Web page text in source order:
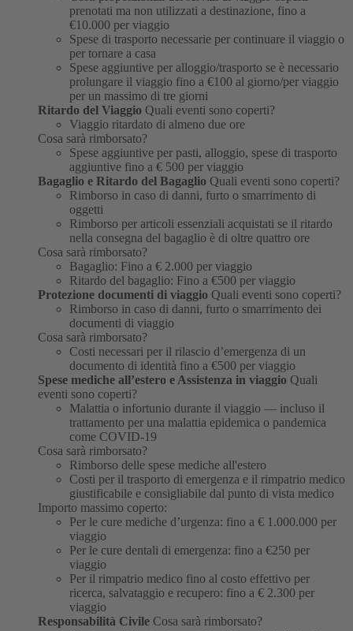
prenotati ma non utilizzati a destinazione, fino a
€10.000 per viaggio
Spese di trasporto necessarie per continuare il viaggio o
per tornare a casa
Spese aggiuntive per alloggio/trasporto se è necessario
prolungare il viaggio fino a €100 al giorno/per viaggio
per un massimo di tre giorni
Ritardo del Viaggio Quali eventi sono coperti?
Viaggio ritardato di almeno due ore
Cosa sarà rimborsato?
Spese aggiuntive per pasti, alloggio, spese di trasporto
aggiuntive fino a € 500 per viaggio
Bagaglio e Ritardo del Bagaglio Quali eventi sono coperti?
Rimborso in caso di danni, furto o smarrimento di
oggetti
Rimborso per articoli essenziali acquistati se il ritardo
nella consegna del bagaglio è di oltre quattro ore
Cosa sarà rimborsato?
Bagaglio: Fino a € 2.000 per viaggio
Ritardo del bagaglio: Fino a €500 per viaggio
Protezione documenti di viaggio Quali eventi sono coperti?
Rimborso in caso di danni, furto o smarrimento dei
documenti di viaggio
Cosa sarà rimborsato?
Costi necessari per il rilascio d’emergenza di un
documento di identità fino a €500 per viaggio
Spese mediche all’estero e Assistenza in viaggio Quali
eventi sono coperti?
Malattia o infortunio durante il viaggio — incluso il
trattamento per una malattia epidemica o pandemica
come COVID-19
Cosa sarà rimborsato?
Rimborso delle spese mediche all'estero
Costi per il trasporto di emergenza e il rimpatrio medico
giustificabile e consigliabile dal punto di vista medico
Importo massimo coperto:
Per le cure mediche d’urgenza: fino a € 1.000.000 per
viaggio
Per le cure dentali di emergenza: fino a €250 per
viaggio
Per il rimpatrio medico fino al costo effettivo per
ricerca, salvataggio e recupero: fino a € 2.300 per
viaggio
Responsabilità Civile Cosa sarà rimborsato?